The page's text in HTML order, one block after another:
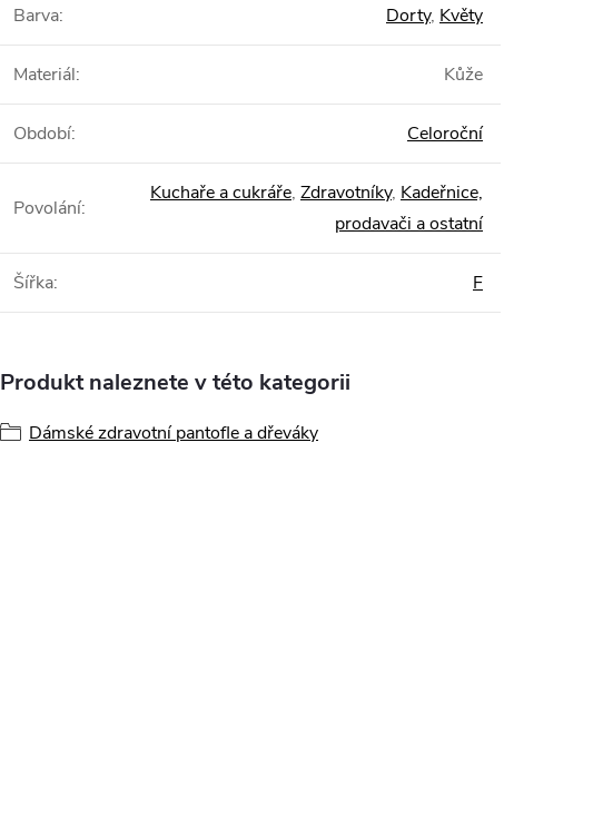
Barva: Dorty, Květy
Materiál: Kůže
Období: Celoroční
Povolání:
Kuchaře a cukráře, Zdravotníky, Kadeřnice,
prodavači a ostatní
Šířka: F
Produkt naleznete v této kategorii
Dámské zdravotní pantofle a dřeváky